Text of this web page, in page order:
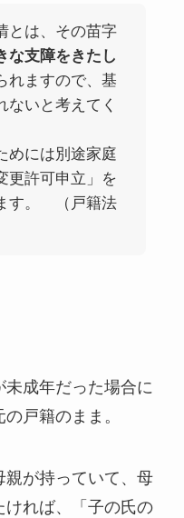
とは、その苗字
な支障をきたし
れますので、基
ないと考えてく
めには別途家庭
更許可申立」を
す。 （戸籍法
成年だった場合に
戸籍のまま。
親が持っていて、母
れば、「子の氏の